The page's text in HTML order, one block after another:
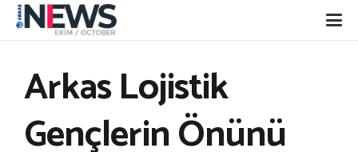
Arkas Lojistik
Gençlerin Önünü